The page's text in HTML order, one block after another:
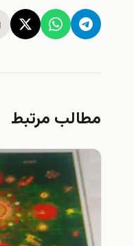
مطالب مرتبط